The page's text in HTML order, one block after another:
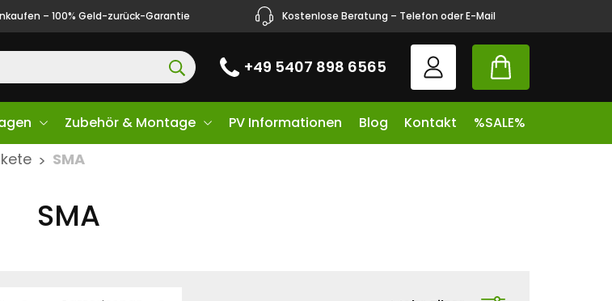
– 100% Geld-zurück-Garantie Kostenlose Beratung – Telefon oder E-Mail
+49 5407 898 6565
Zubehör & Montage PV Informationen Blog Kontakt %SALE%
> SMA
SMA